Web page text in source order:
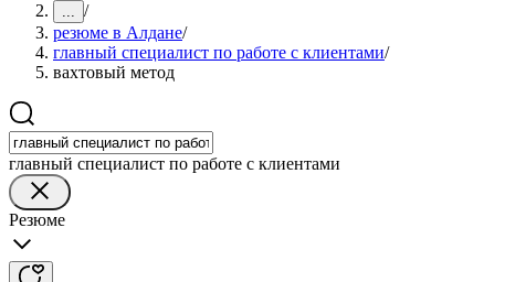
... /
резюме в Алдане/
главный специалист по работе с клиентами/
вахтовый метод
главный специалист по работе с клиентами
Резюме